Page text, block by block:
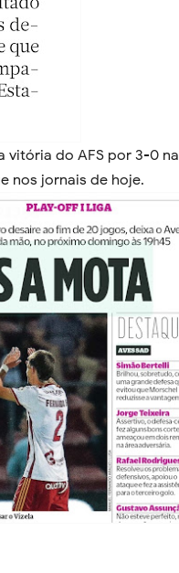
vitória do AFS por 3-0 na
nos jornais de hoje.